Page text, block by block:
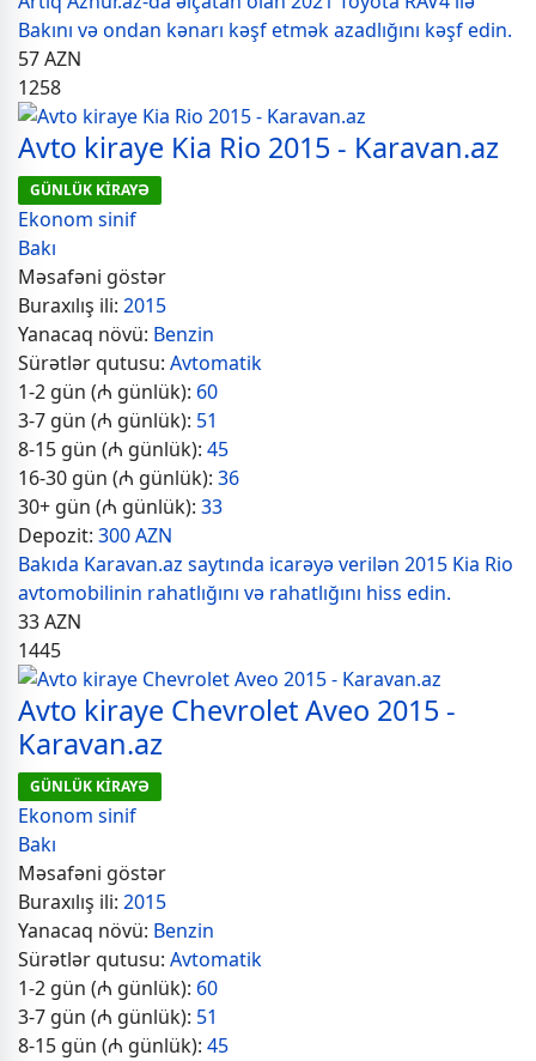
Bakını və ondan kənarı kəşf etmək azadlığını kəşf edin.
57AZN
1258
Avto kiraye Kia Rio 2015 - Karavan.az
GÜNLÜK KİRAYƏ
Ekonom sinif
Bakı
Məsafəni göstər
Buraxılış ili: 2015
Yanacaq növü: Benzin
Sürətlər qutusu: Avtomatik
1-2 gün (₼ günlük): 60
3-7 gün (₼ günlük): 51
8-15 gün (₼ günlük): 45
16-30 gün (₼ günlük): 36
30+ gün (₼ günlük): 33
Depozit: 300 AZN
Bakıda Karavan.az saytında icarəyə verilən 2015 Kia Rio
avtomobilinin rahatlığını və rahatlığını hiss edin.
33AZN
1445
Avto kiraye Chevrolet Aveo 2015 -
Karavan.az
GÜNLÜK KİRAYƏ
Ekonom sinif
Bakı
Məsafəni göstər
Buraxılış ili: 2015
Yanacaq növü: Benzin
Sürətlər qutusu: Avtomatik
1-2 gün (₼ günlük): 60
3-7 gün (₼ günlük): 51
8-15 gün (₼ günlük): 45